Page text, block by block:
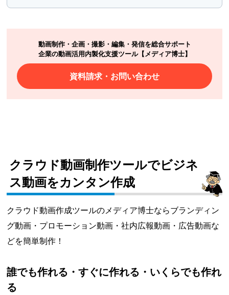
動画制作・企画・撮影・編集・発信を総合サポート
企業の動画活用内製化支援ツール【メディア博士】
資料請求・お問い合わせ
クラウド動画制作ツールでビジネ
ス動画をカンタン作成
クラウド動画作成ツールのメディア博士ならブランディン
グ動画・プロモーション動画・社内広報動画・広告動画な
どを簡単制作！
誰でも作れる・すぐに作れる・いくらでも作れ
る